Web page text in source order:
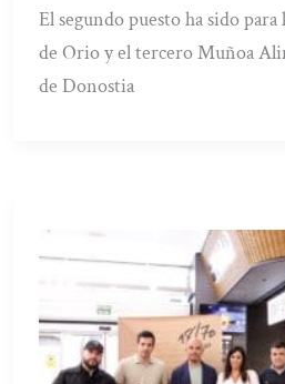
El segundo puesto ha sido
de Orio y el tercero Muñoa
de Donostia